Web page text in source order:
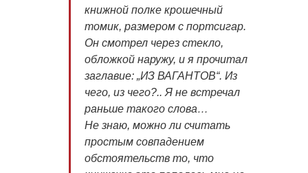
книжной полке крошечный
томик, размером с портсигар.
Он смотрел через стекло,
обложкой наружу, и я прочитал
заглавие: „ИЗ ВАГАНТОВ“. Из
чего, из чего?.. Я не встречал
раньше такого слова…
Не знаю, можно ли считать
простым совпадением
обстоятельств то, что